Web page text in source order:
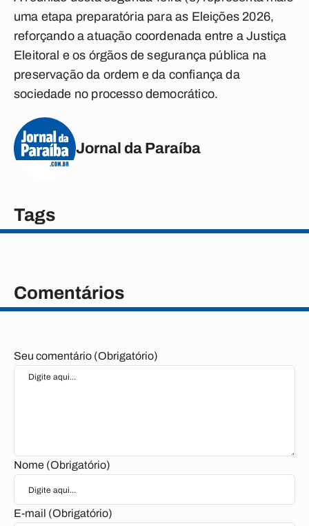
uma etapa preparatória para as Eleições 2026,
reforçando a atuação coordenada entre a Justiça
Eleitoral e os órgãos de segurança pública na
preservação da ordem e da confiança da
sociedade no processo democrático.
Jornal da Paraíba
Tags
Comentários
Seu comentário (Obrigatório)
Nome (Obrigatório)
E-mail (Obrigatório)